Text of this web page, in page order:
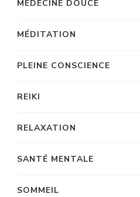
MEDECINE DOUCE
MÉDITATION
PLEINE CONSCIENCE
REIKI
RELAXATION
SANTÉ MENTALE
SOMMEIL